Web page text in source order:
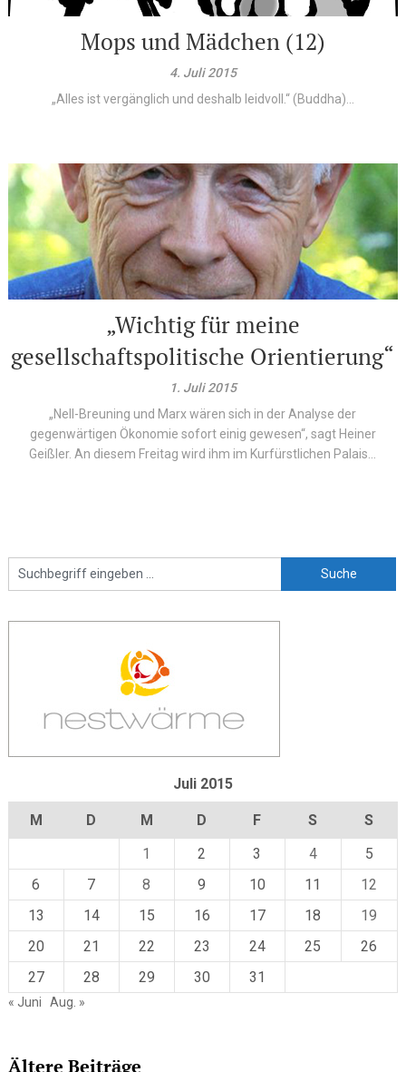
Mops und Mädchen (12)
4. Juli 2015
„Alles ist vergänglich und deshalb leidvoll.“ (Buddha)...
„Wichtig für meine
gesellschaftspolitische Orientierung“
1. Juli 2015
„Nell-Breuning und Marx wären sich in der Analyse der
gegenwärtigen Ökonomie sofort einig gewesen“, sagt Heiner
Geißler. An diesem Freitag wird ihm im Kurfürstlichen Palais...
Juli 2015
M D M D F S
S
1
2 3 4
5
6
7 8 9 10 11
12
13
14 15 16 17 18
19
20
21 22 23 24 25
26
27
28 29 30 31
« Juni Aug. »
Ältere Beiträge